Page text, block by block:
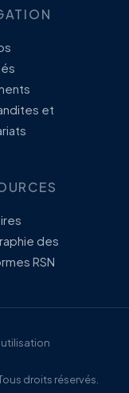
et
des
RSN
droits réservés.